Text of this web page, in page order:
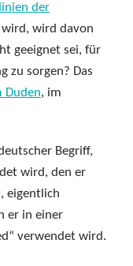
der
wird davon
geeignet sei, für
zu sorgen? Das
Duden, im
Begriff,
wird, den er
eigentlich
er in einer
verwendet wird.